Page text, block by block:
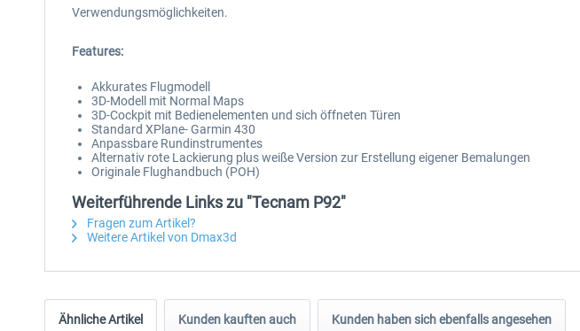
Verwendungsmöglichkeiten.
Features:
Akkurates Flugmodell
3D-Modell mit Normal Maps
3D-Cockpit mit Bedienelementen und sich öffneten Türen
Standard XPlane- Garmin 430
Anpassbare Rundinstrumentes
Alternativ rote Lackierung plus weiße Version zur Erstellung eigener Bemalungen
Originale Flughandbuch (POH)
Weiterführende Links zu "Tecnam P92"
Fragen zum Artikel?
Weitere Artikel von Dmax3d
Ähnliche Artikel Kunden kauften auch Kunden haben sich ebenfalls angesehen